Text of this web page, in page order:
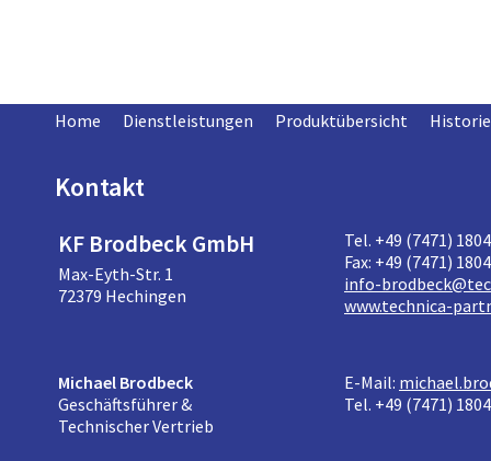
Home Dienstleistungen Produktübersicht Historie
Kontakt
KF Brodbeck GmbH
Max-Eyth-Str. 1
72379 Hechingen
Tel. +49 (7471)
Fax: +49 (7471)
info-
www.technica-
Michael Brodbeck
Geschäftsführer &
Technischer Vertrieb
E-Mail:
Tel. +49 (7471)